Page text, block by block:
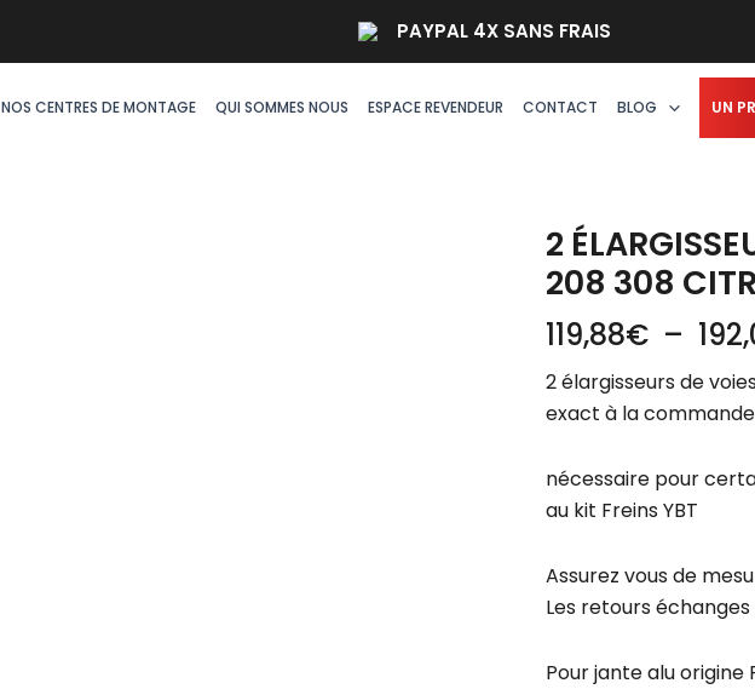
PAYPAL 4X SANS FRAIS
NOS CENTRES DE MONTAGE QUI SOMMES NOUS ESPACE REVENDEUR CONTACT BLOG UN
2
208 308
119,88€ –
2 élargisseurs de
exact à la
nécessaire pour
au kit Freins YBT
Assurez vous de
Les retours
Pour jante alu
de
élargisseurs
206
207
208
308
C3
DS3